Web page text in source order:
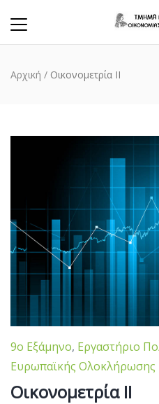
Αρχική / Οικονομετρία II
9ο Εξάμηνο, Εργαστήριο
Ευρωπαϊκής Ολοκλήρωσης
Οικονομετρία II